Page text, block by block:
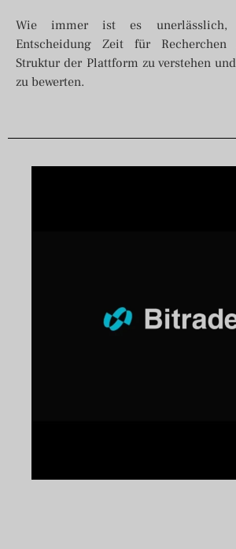
Wie immer ist es
Entscheidung Zeit für
Struktur der Plattform zu verstehen
zu bewerten.